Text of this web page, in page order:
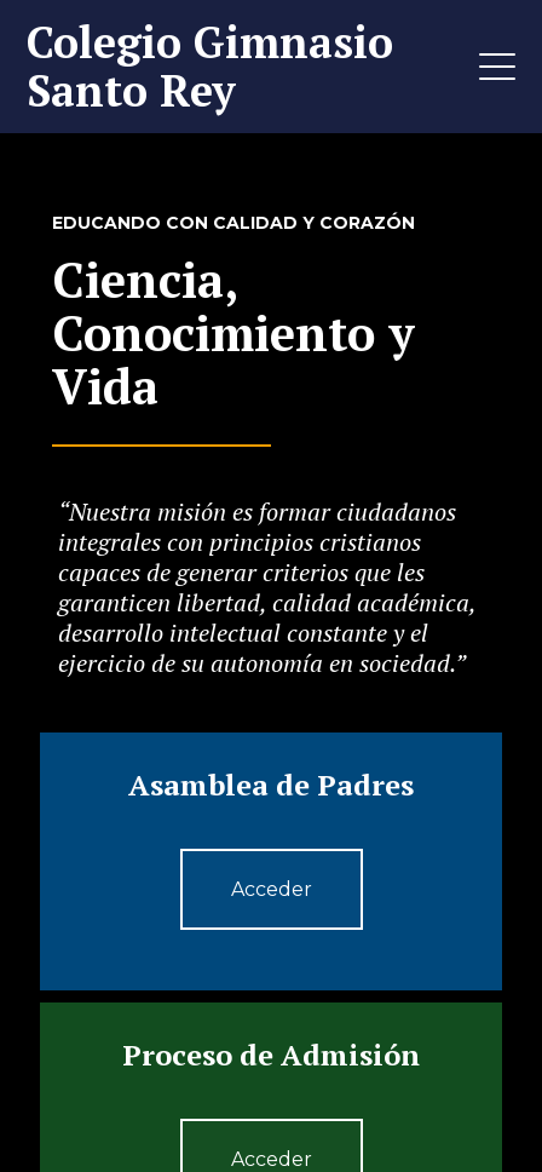
Colegio Gimnasio
Santo Rey
EDUCANDO CON CALIDAD Y CORAZÓN
Ciencia,
Conocimiento y
Vida
“Nuestra misión es formar ciudadanos
integrales con principios cristianos
capaces de generar criterios que les
garanticen libertad, calidad académica,
desarrollo intelectual constante y el
ejercicio de su autonomía en sociedad.”
Asamblea de Padres
Acceder
Proceso de Admisión
Acceder